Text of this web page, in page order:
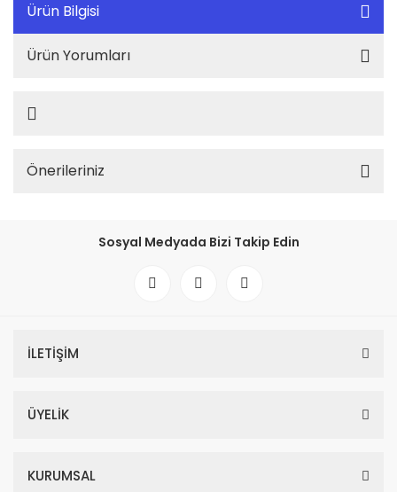
Ürün Bilgisi
Ürün Yorumları
Önerileriniz
Sosyal Medyada Bizi Takip Edin
İLETİŞİM
ÜYELİK
KURUMSAL